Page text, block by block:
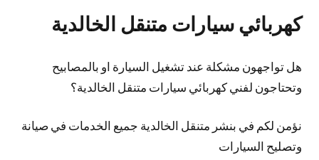
كهربائي سيارات متنقل الخالدية
هل تواجهون مشكلة عند تشغيل السيارة او بالمصابيح
وتحتاجون لفني كهربائي سيارات متنقل الخالدية؟
نؤمن لكم في بنشر متنقل الخالدية جميع الخدمات في صيانة
وتصليح السيارات